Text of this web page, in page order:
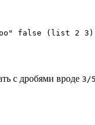
false (list 2
с дробями вроде 3/5